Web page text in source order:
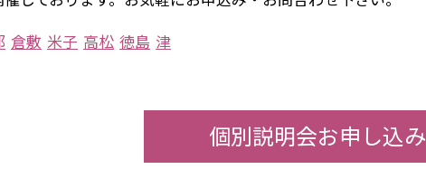
倉敷 米子 高松 徳島 津
個別説明会お申し込み